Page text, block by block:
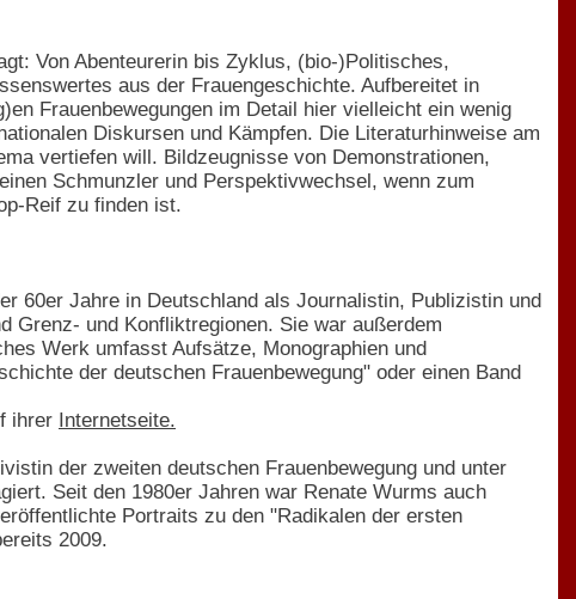
Von Abenteurerin bis Zyklus, (bio-)Politisches,
aus der Frauengeschichte. Aufbereitet in
Frauenbewegungen im Detail hier vielleicht ein wenig
Diskursen und Kämpfen. Die Literaturhinweise am
vertiefen will. Bildzeugnisse von Demonstrationen,
Schmunzler und Perspektivwechsel, wenn zum
Reif zu finden ist.
60er Jahre in Deutschland als Journalistin, Publizistin und
Grenz- und Konfliktregionen. Sie war außerdem
Werk umfasst Aufsätze, Monographien und
der deutschen Frauenbewegung" oder einen Band
ihrer Internetseite.
der zweiten deutschen Frauenbewegung und unter
Seit den 1980er Jahren war Renate Wurms auch
Portraits zu den "Radikalen der ersten
2009.